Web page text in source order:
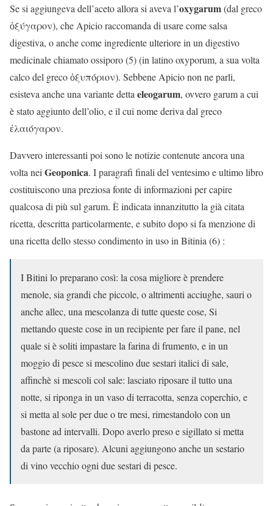
Se si aggiungeva dell’aceto allora si aveva l’oxygarum(dal greco
ὀξύγαρον), che Apicio raccomanda di usare come salsa
digestiva, o anche come ingrediente ulteriore in un digestivo
medicinale chiamato ossiporo (5) (in latino oxyporum, a sua volta
calco del greco ὀξυπόριον). Sebbene Apicio non ne parli,
esisteva anche una variante detta eleogarum, ovvero garum a cui
è stato aggiunto dell’olio, e il cui nome deriva dal greco
ἐλαιόγαρον.
Davvero interessanti poi sono le notizie contenute ancora una
volta nei Geoponica. I paragrafi finali del ventesimo e ultimo libro
costituiscono una preziosa fonte di informazioni per capire
qualcosa di più sul garum. È indicata innanzitutto la già citata
ricetta, descritta particolarmente, e subito dopo si fa menzione di
una ricetta dello stesso condimento in uso in Bitinia (6) :
I Bitini lo preparano così: la cosa migliore è prendere
menole, sia grandi che piccole, o altrimenti acciughe, sauri o
anche allec, una mescolanza di tutte queste cose, Si
mettando queste cose in un recipiente per fare il pane, nel
quale si è soliti impastare la farina di frumento, e in un
moggio di pesce si mescolino due sestari italici di sale,
affinchè si mescoli col sale: lasciato riposare il tutto una
notte, si riponga in un vaso di terracotta, senza coperchio, e
si metta al sole per due o tre mesi, rimestandolo con un
bastone ad intervalli. Dopo averlo preso e sigillato si metta
da parte (a riposare). Alcuni aggiungono anche un sestario
di vino vecchio ogni due sestari di pesce.